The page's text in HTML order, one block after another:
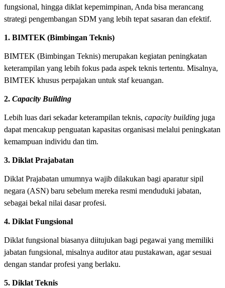
fungsional, hingga diklat kepemimpinan, Anda bisa merancang
strategi pengembangan SDM yang lebih tepat sasaran dan efektif.
1. BIMTEK (Bimbingan Teknis)
BIMTEK (Bimbingan Teknis) merupakan kegiatan peningkatan
keterampilan yang lebih fokus pada aspek teknis tertentu. Misalnya,
BIMTEK khusus perpajakan untuk staf keuangan.
2. Capacity Building
Lebih luas dari sekadar keterampilan teknis, capacity building juga
dapat mencakup penguatan kapasitas organisasi melalui peningkatan
kemampuan individu dan tim.
3. Diklat Prajabatan
Diklat Prajabatan umumnya wajib dilakukan bagi aparatur sipil
negara (ASN) baru sebelum mereka resmi menduduki jabatan,
sebagai bekal nilai dasar profesi.
4. Diklat Fungsional
Diklat fungsional biasanya diitujukan bagi pegawai yang memiliki
jabatan fungsional, misalnya auditor atau pustakawan, agar sesuai
dengan standar profesi yang berlaku.
5. Diklat Teknis